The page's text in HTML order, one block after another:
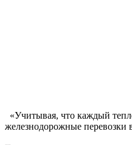
«Учитывая, что каждый
железнодорожные перевозки